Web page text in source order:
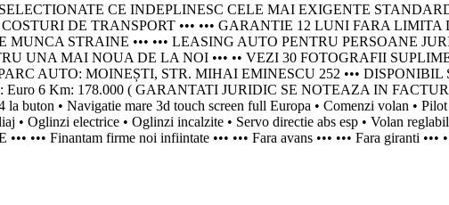
CE INDEPLINESC CELE MAI EXIGENTE
DE TRANSPORT ••• ••• GARANTIE 12 LUNI FARA LIMITA
STRAINE ••• ••• LEASING AUTO PENTRU PERSOANE
UNA MAI NOUA DE LA NOI ••• •• VEZI 30 FOTOGRAFII
AUTO: MOINEȘTI, STR. MIHAI EMINESCU 252 •••
Euro 6 Km: 178.000 ( GARANTATI JURIDIC SE NOTEAZA IN
buton • Navigatie mare 3d touch screen full Europa • Comenzi volan •
• Oglinzi electrice • Oglinzi incalzite • Servo directie abs esp • Volan
••• Finantam firme noi infiintate ••• ••• Fara avans ••• ••• Fara giranti •••